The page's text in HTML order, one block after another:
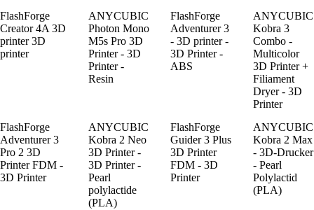
FlashForge
Creator 4A 3D
printer 3D
printer
ANYCUBIC
Photon Mono
M5s Pro 3D
Printer - 3D
Printer -
Resin
FlashForge
Adventurer 3
- 3D printer -
3D Printer -
ABS
ANYCUBIC
Kobra 3
Combo -
Multicolor
3D Printer +
Filiament
Dryer - 3D
Printer
FlashForge
Adventurer 3
Pro 2 3D
Printer FDM -
3D Printer
ANYCUBIC
Kobra 2 Neo
3D Printer -
3D Printer -
Pearl
polylactide
(PLA)
FlashForge
Guider 3 Plus
3D Printer
FDM - 3D
Printer
ANYCUBIC
Kobra 2 Max
- 3D-Drucker
- Pearl
Polylactid
(PLA)